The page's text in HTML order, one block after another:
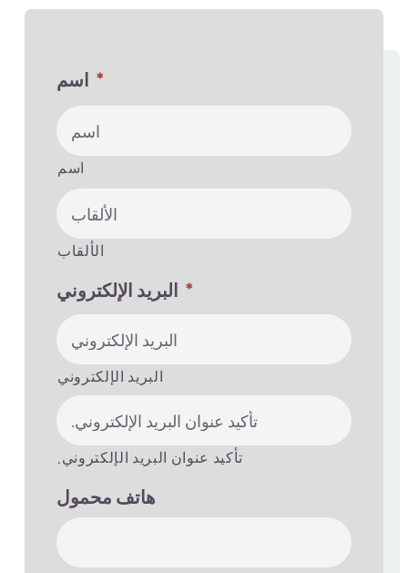
اسم *
اسم
الألقاب
البريد الإلكتروني *
البريد الإلكتروني
.تأكيد عنوان البريد الإلكتروني
هاتف محمول